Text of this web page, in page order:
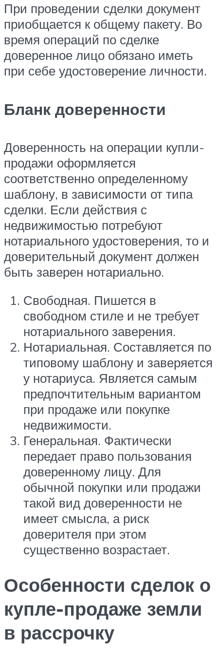
При проведении сделки документ
приобщается к общему пакету. Во
время операций по сделке
доверенное лицо обязано иметь
при себе удостоверение личности.
Бланк доверенности
Доверенность на операции купли-
продажи оформляется
соответственно определенному
шаблону, в зависимости от типа
сделки. Если действия с
недвижимостью потребуют
нотариального удостоверения, то и
доверительный документ должен
быть заверен нотариально.
Свободная. Пишется в
свободном стиле и не требует
нотариального заверения.
Нотариальная. Составляется по
типовому шаблону и заверяется
у нотариуса. Является самым
предпочтительным вариантом
при продаже или покупке
недвижимости.
Генеральная. Фактически
передает право пользования
доверенному лицу. Для
обычной покупки или продажи
такой вид доверенности не
имеет смысла, а риск
доверителя при этом
существенно возрастает.
Особенности сделок о
купле-продаже земли
в рассрочку